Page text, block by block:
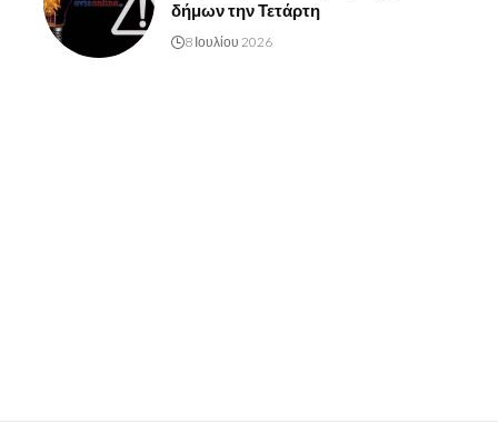
δήμων την Τετάρτη
8 Ιουλίου 2026